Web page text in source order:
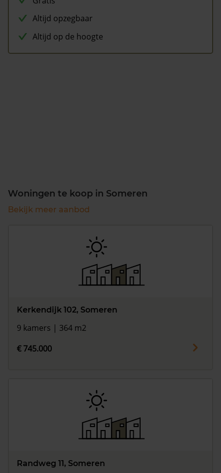
Altijd opzegbaar
Altijd op de hoogte
Woningen te koop in Someren
Bekijk meer aanbod
Kerkendijk 102, Someren
9 kamers | 364 m2
€ 745.000
Randweg 11, Someren